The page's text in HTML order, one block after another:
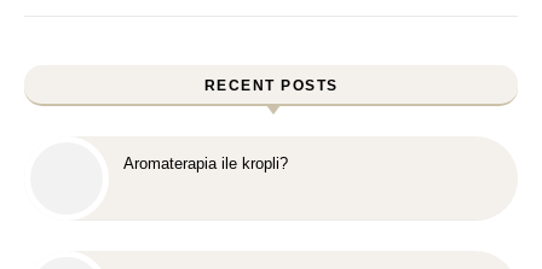
RECENT POSTS
Aromaterapia ile kropli?